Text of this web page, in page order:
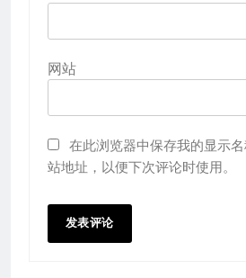
网站
在此浏览器中保存我的显示
站地址，以便下次评论时使用。